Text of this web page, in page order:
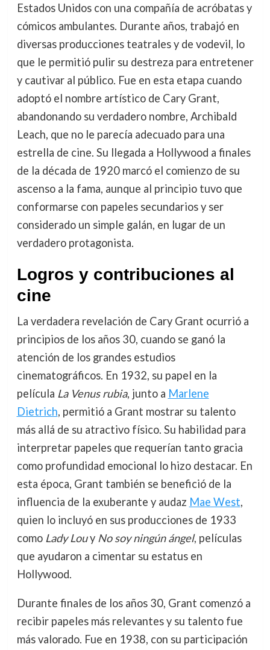
Estados Unidos con una compañía de acróbatas y
cómicos ambulantes. Durante años, trabajó en
diversas producciones teatrales y de vodevil, lo
que le permitió pulir su destreza para entretener
y cautivar al público. Fue en esta etapa cuando
adoptó el nombre artístico de Cary Grant,
abandonando su verdadero nombre, Archibald
Leach, que no le parecía adecuado para una
estrella de cine. Su llegada a Hollywood a finales
de la década de 1920 marcó el comienzo de su
ascenso a la fama, aunque al principio tuvo que
conformarse con papeles secundarios y ser
considerado un simple galán, en lugar de un
verdadero protagonista.
Logros y contribuciones al
cine
La verdadera revelación de Cary Grant ocurrió a
principios de los años 30, cuando se ganó la
atención de los grandes estudios
cinematográficos. En 1932, su papel en la
película La Venus rubia, junto a Marlene
Dietrich, permitió a Grant mostrar su talento
más allá de su atractivo físico. Su habilidad para
interpretar papeles que requerían tanto gracia
como profundidad emocional lo hizo destacar. En
esta época, Grant también se benefició de la
influencia de la exuberante y audaz Mae West,
quien lo incluyó en sus producciones de 1933
como Lady Louy No soy ningún ángel, películas
que ayudaron a cimentar su estatus en
Hollywood.
Durante finales de los años 30, Grant comenzó a
recibir papeles más relevantes y su talento fue
más valorado. Fue en 1938, con su participación